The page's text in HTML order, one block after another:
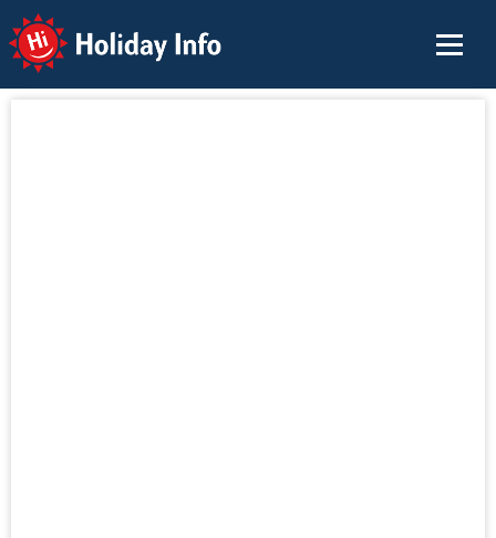
Holiday Info